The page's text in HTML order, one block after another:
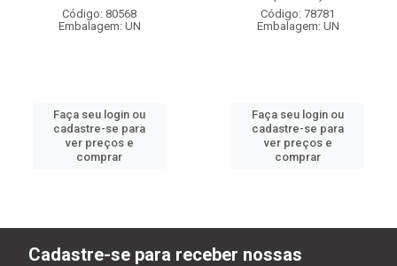
Código: 80568
Embalagem: UN
Faça seu login ou
cadastre-se para
ver preços e
comprar
Código: 78781
Embalagem: UN
Faça seu login ou
cadastre-se para
ver preços e
comprar
Cadastre-se para receber nossas